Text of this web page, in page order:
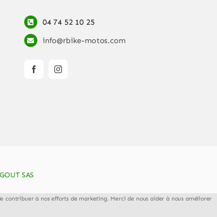
04 74 52 10 25
info@rbike-motos.com
SAS
contribuer à nos efforts de marketing. Merci de nous aider à nous améliorer